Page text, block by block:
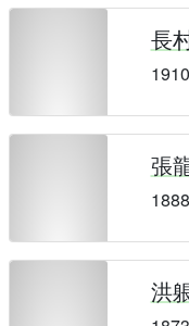
長
1910
張
1888
洪